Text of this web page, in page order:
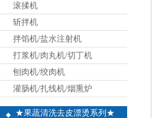
滚揉机
斩拌机
拌馅机/盐水注射机
打浆机/肉丸机/切丁机
刨肉机/绞肉机
灌肠机/扎线机/烟熏炉
★果蔬清洗去皮漂烫系列★